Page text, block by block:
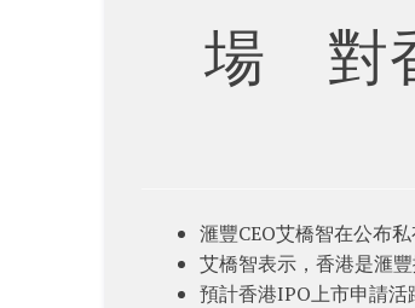
場 對
滙豐CEO艾橋智在公布
艾橋智表示，香港是滙
預計香港IPO上市申請